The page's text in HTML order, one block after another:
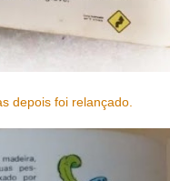
depois foi relançado.